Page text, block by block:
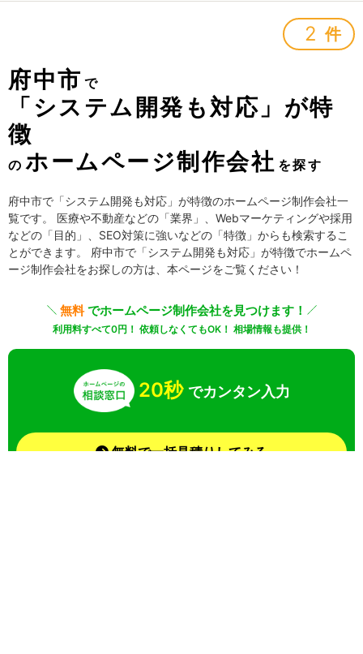
2 件
府中市 で
「システム開発も対応」が特
徴
の ホームページ制作会社 を探す
府中市で「システム開発も対応」が特徴のホームページ制作会社一
覧です。 医療や不動産などの「業界」、Webマーケティングや採用
などの「目的」、SEO対策に強いなどの「特徴」からも検索するこ
とができます。 府中市で「システム開発も対応」が特徴でホームペ
ージ制作会社をお探しの方は、本ページをご覧ください！
無料でホームページ制作会社を見つけます！
利用料すべて0円！ 依頼しなくてもOK！ 相場情報も提供！
20秒 でカンタン入力
無料で一括見積りしてみる